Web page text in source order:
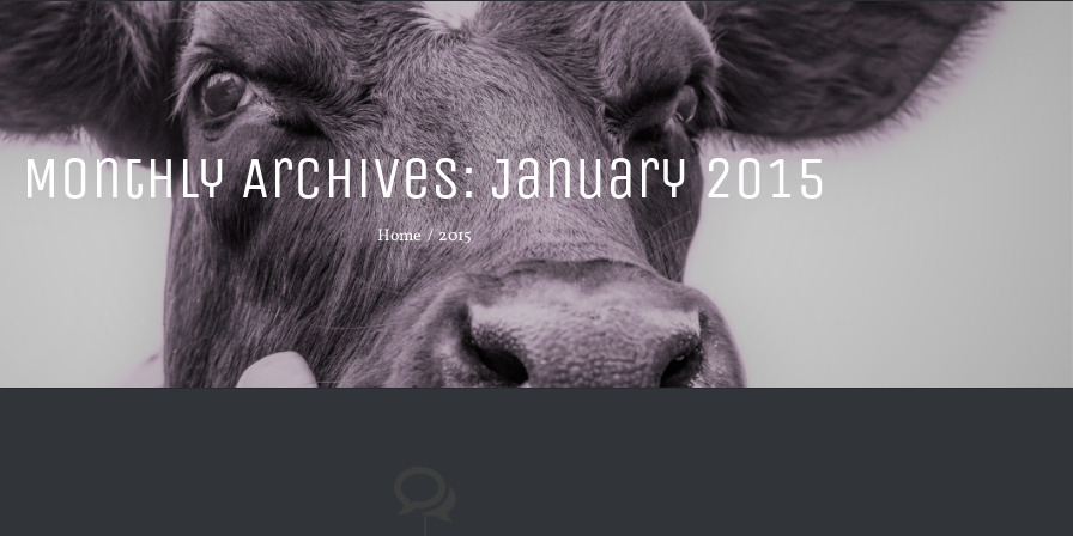
Monthly Archives:January 2015
Home 2015